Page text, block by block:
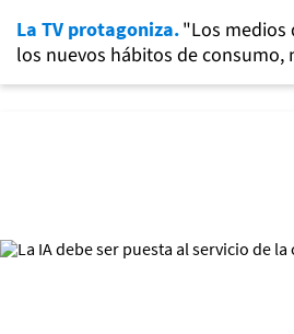
La TV protagoniza."Los medios
los nuevos hábitos de